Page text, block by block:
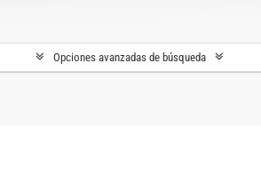
Opciones avanzadas de búsqueda